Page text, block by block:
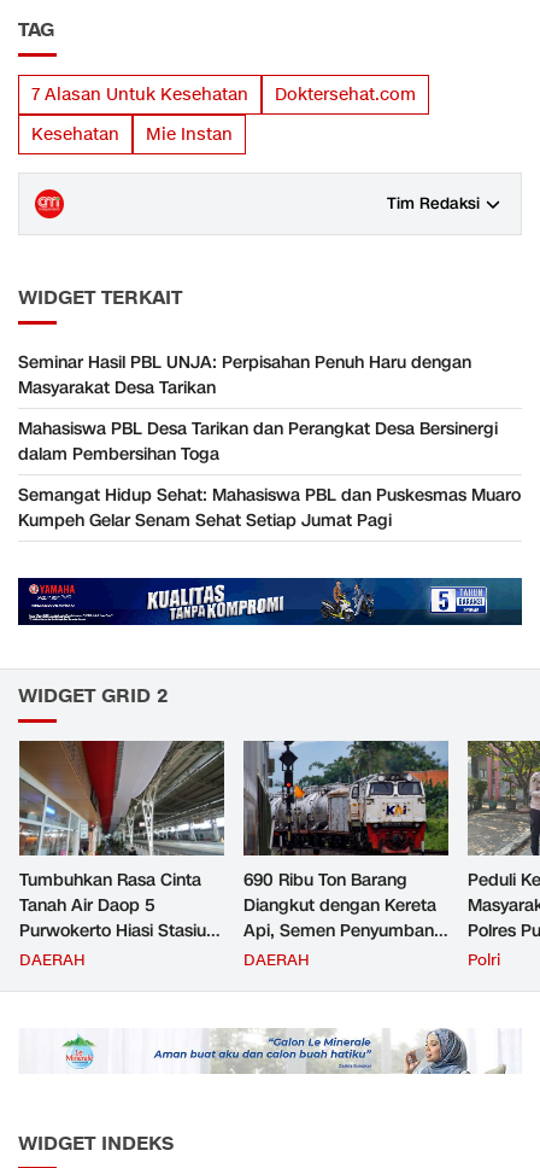
TAG
7 Alasan Untuk Kesehatan
Doktersehat.com
Kesehatan
Mie Instan
Tim Redaksi
WIDGET TERKAIT
Seminar Hasil PBL UNJA: Perpisahan Penuh Haru dengan
Masyarakat Desa Tarikan
Mahasiswa PBL Desa Tarikan dan Perangkat Desa Bersinergi
dalam Pembersihan Toga
Semangat Hidup Sehat: Mahasiswa PBL dan Puskesmas Muaro
Kumpeh Gelar Senam Sehat Setiap Jumat Pagi
WIDGET GRID 2
Tumbuhkan Rasa Cinta
Tanah Air Daop 5
Purwokerto Hiasi Stasiun
dengan Ornamen
DAERAH
690 Ribu Ton Barang
Diangkut dengan Kereta
Api, Semen Penyumbang
Volume Terbesar
Semester 1 Tahun 2026
DAERAH
Peduli
Polres
Jemput
Polri
WIDGET INDEKS